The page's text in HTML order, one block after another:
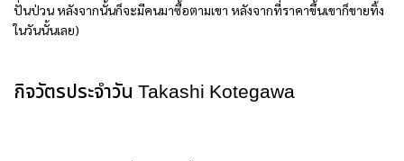
ปั่นป่วน หลังจากนั้นก็จะมีคนมาซื้อตามเขา หลังจากที่ราคาขึ้นเขาก็ขายทิ้ง
ในวันนั้นเลย)
กิจวัตรประจำวัน Takashi Kotegawa